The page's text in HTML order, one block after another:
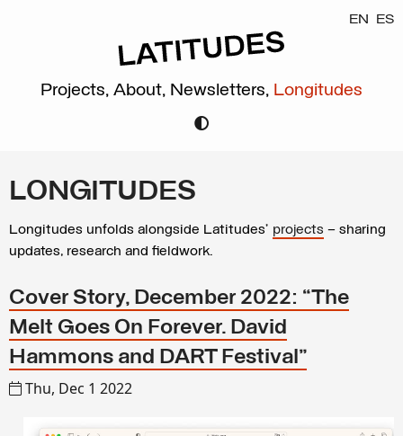
EN ES
Projects, About, Newsletters, Longitudes
LONGITUDES
Longitudes unfolds alongside Latitudes’ projects – sharing
updates, research and fieldwork.
Cover Story, December 2022: “The
Melt Goes On Forever. David
Hammons and DART Festival”
Thu, Dec 1 2022